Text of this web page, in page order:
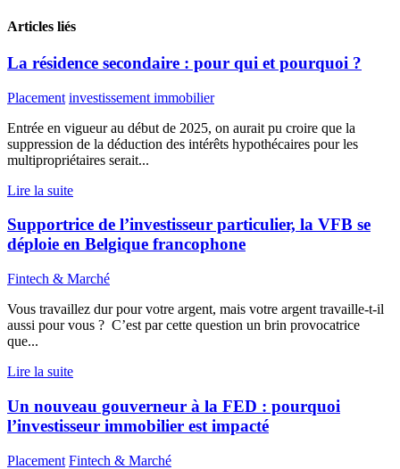
Articles liés
La résidence secondaire : pour qui et pourquoi ?
Placement investissement immobilier
Entrée en vigueur au début de 2025, on aurait pu croire que la
suppression de la déduction des intérêts hypothécaires pour les
multipropriétaires serait...
Lire la suite
Supportrice de l’investisseur particulier, la VFB se
déploie en Belgique francophone
Fintech & Marché
Vous travaillez dur pour votre argent, mais votre argent travaille-t-il
aussi pour vous ? C’est par cette question un brin provocatrice
que...
Lire la suite
Un nouveau gouverneur à la FED : pourquoi
l’investisseur immobilier est impacté
Placement Fintech & Marché